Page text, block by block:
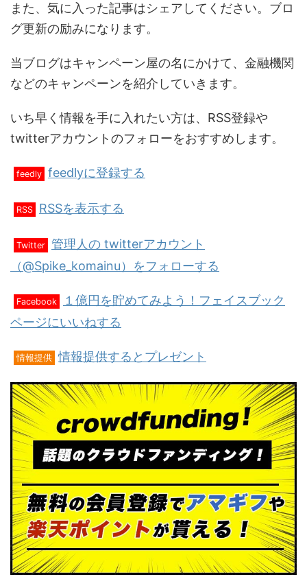
また、気に入った記事はシェアしてください。ブロ
グ更新の励みになります。
当ブログはキャンペーン屋の名にかけて、金融機関
などのキャンペーンを紹介していきます。
いち早く情報を手に入れたい方は、RSS登録や
twitterアカウントのフォローをおすすめします。
feedly feedlyに登録する
RSS RSSを表示する
Twitter 管理人の twitterアカウント
（@Spike_komainu）をフォローする
Facebook
１億円を貯めてみよう！フェイスブック
ページにいいねする
情報提供 情報提供するとプレゼント